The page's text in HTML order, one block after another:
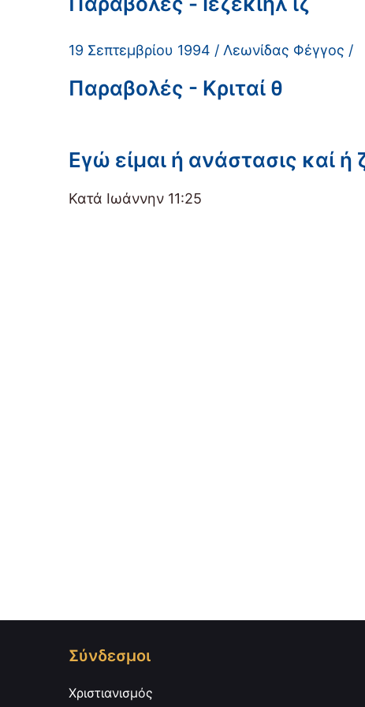
19 Σεπτεμβρίου 1994 / Λεωνίδας Φέγγος /
Παραβολές - Κριταί θ
Εγώ είμαι ή ανάστασις καί ή
Κατά Ιωάννην 11:25
Σύνδεσμοι
Χριστιανισμός